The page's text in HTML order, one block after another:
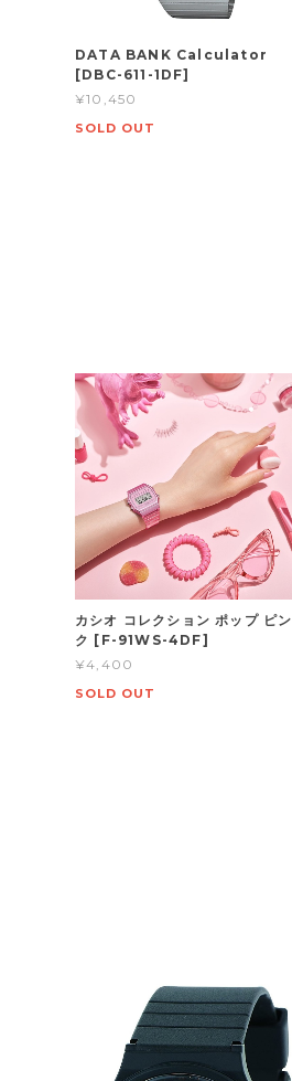
DATA BANK Calculator
[DBC-611-1DF]
¥10,450
SOLD OUT
カシオ コレクション ポップ ピン
ク [F-91WS-4DF]
¥4,400
SOLD OUT